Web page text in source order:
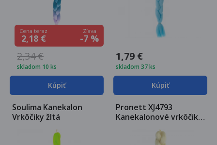
Cena teraz
2,18 €
Zľava
-7 %
2,34 €
skladom 10 ks
Kúpiť
1,79 €
skladom 37 ks
Kúpiť
Soulima Kanekalon
Vrkôčiky žltá
Pronett XJ4793
Kanekalonové vrkôčiky